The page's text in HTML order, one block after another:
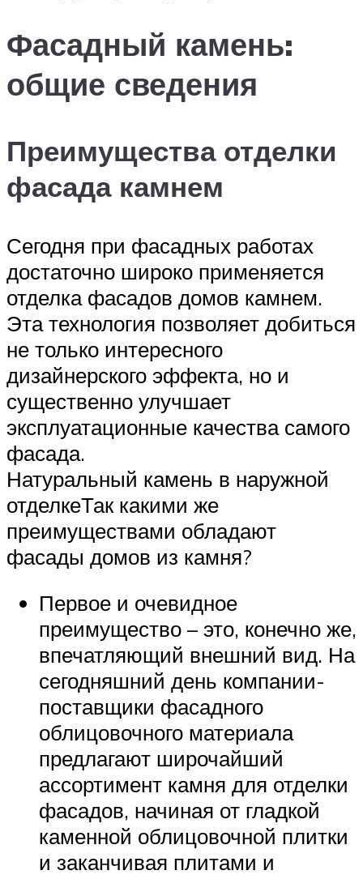
Фасадный камень:
общие сведения
Преимущества отделки
фасада камнем
Сегодня при фасадных работах
достаточно широко применяется
отделка фасадов домов камнем.
Эта технология позволяет добиться
не только интересного
дизайнерского эффекта, но и
существенно улучшает
эксплуатационные качества самого
фасада.
Натуральный камень в наружной
отделкеТак какими же
преимуществами обладают
фасады домов из камня?
Первое и очевидное
преимущество – это, конечно же,
впечатляющий внешний вид. На
сегодняшний день компании-
поставщики фасадного
облицовочного материала
предлагают широчайший
ассортимент камня для отделки
фасадов, начиная от гладкой
каменной облицовочной плитки
и заканчивая плитами и